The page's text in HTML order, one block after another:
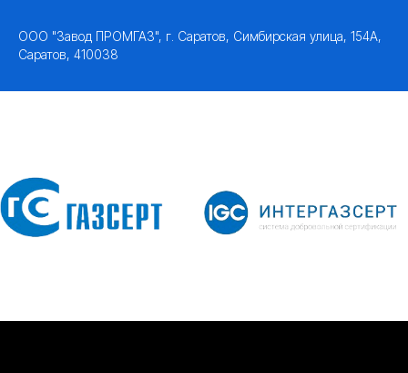
ООО "Завод ПРОМГАЗ", г. Саратов, Симбирская улица, 154А,
Саратов, 410038